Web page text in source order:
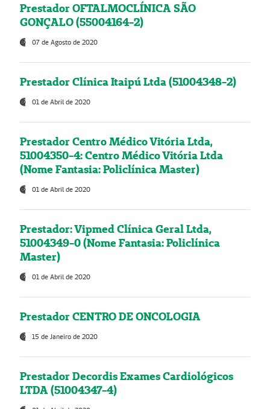
Prestador OFTALMOCLÍNICA SÃO
GONÇALO (55004164-2)
07 de Agosto de 2020
Prestador Clínica Itaipú Ltda (51004348-2)
01 de Abril de 2020
Prestador Centro Médico Vitória Ltda,
51004350-4: Centro Médico Vitória Ltda
(Nome Fantasia: Policlínica Master)
01 de Abril de 2020
Prestador: Vipmed Clínica Geral Ltda,
51004349-0 (Nome Fantasia: Policlínica
Master)
01 de Abril de 2020
Prestador CENTRO DE ONCOLOGIA
15 de Janeiro de 2020
Prestador Decordis Exames Cardiológicos
LTDA (51004347-4)